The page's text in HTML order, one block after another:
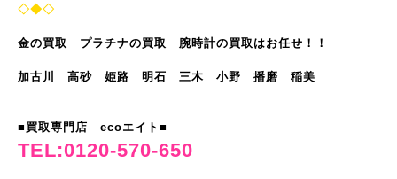
◇◆◇
金の買取 プラチナの買取 腕時計の買取はお任せ！！
加古川 高砂 姫路 明石 三木 小野 播磨 稲美
■買取専門店 ecoエイト■
TEL:0120-570-650